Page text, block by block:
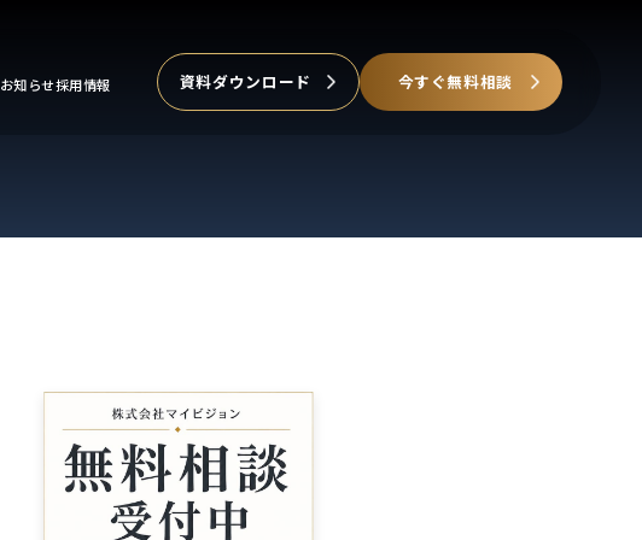
お知らせ採用情報 資料ダウンロード 今すぐ無料相談